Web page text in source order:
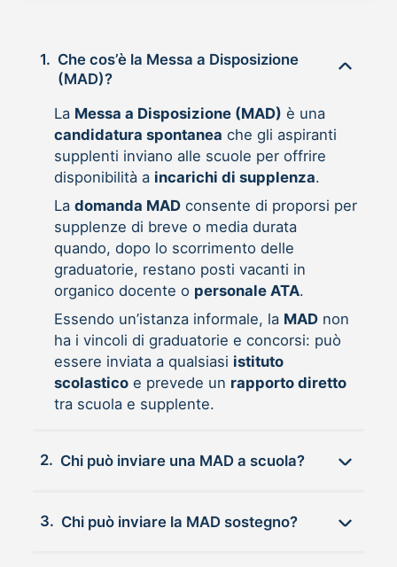
1. Che cos’è la Messa a Disposizione
(MAD)?
La Messa a Disposizione (MAD) è una
candidatura spontanea che gli aspiranti
supplenti inviano alle scuole per offrire
disponibilità a incarichi di supplenza.
La domanda MADconsente di proporsi per
supplenze di breve o media durata
quando, dopo lo scorrimento delle
graduatorie, restano posti vacanti in
organico docente o personale ATA.
Essendo un’istanza informale, la MADnon
ha i vincoli di graduatorie e concorsi: può
essere inviata a qualsiasi istituto
scolasticoe prevede un rapporto diretto
tra scuola e supplente.
2. Chi può inviare una MAD a scuola?
3. Chi può inviare la MAD sostegno?